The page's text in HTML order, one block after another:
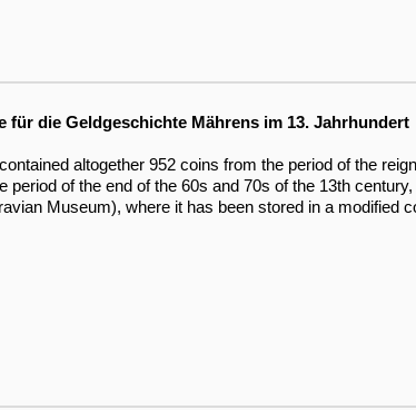
für die Geldgeschichte Mährens im 13. Jahrhundert
altogether 952 coins from the period of the
of the end of the 60s and 70s of the 13th
Museum), where it has been stored in a modified